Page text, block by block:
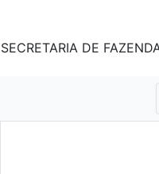
SECRETARIA DE